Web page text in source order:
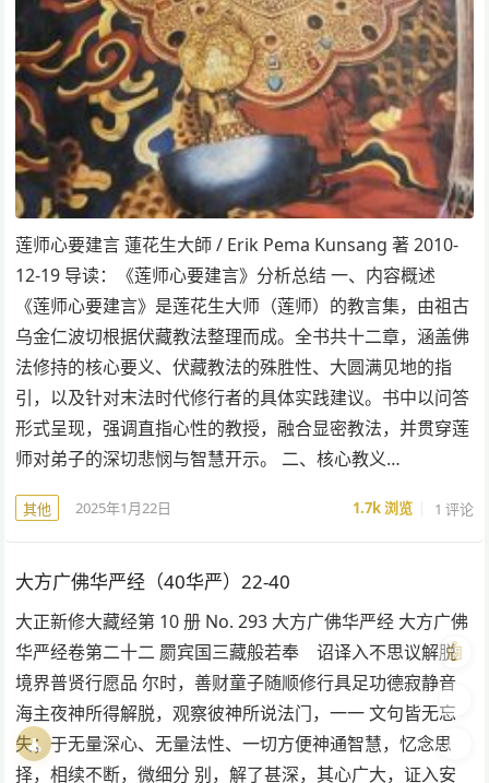
莲师心要建言 蓮花生大師 / Erik Pema Kunsang 著 2010-
12-19 导读：《莲师心要建言》分析总结 一、内容概述
《莲师心要建言》是莲花生大师（莲师）的教言集，由祖古
乌金仁波切根据伏藏教法整理而成。全书共十二章，涵盖佛
法修持的核心要义、伏藏教法的殊胜性、大圆满见地的指
引，以及针对末法时代修行者的具体实践建议。书中以问答
形式呈现，强调直指心性的教授，融合显密教法，并贯穿莲
师对弟子的深切悲悯与智慧开示。 二、核心教义…
其他 2025年1月22日 1.7k浏览 1 评论
大方广佛华严经（40华严）22-40
大正新修大藏经第 10 册 No. 293 大方广佛华严经 大方广佛
华严经卷第二十二 罽宾国三藏般若奉 诏译入不思议解脱
境界普贤行愿品 尔时，善财童子随顺修行具足功德寂静音
海主夜神所得解脱，观察彼神所说法门，一一 文句皆无忘
失；于无量深心、无量法性、一切方便神通智慧，忆念思
择，相续不断，微细分 别，解了甚深，其心广大，证入安
🌓
🧘
🤖
🎨